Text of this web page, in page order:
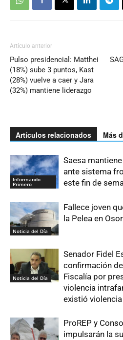
Artículo anterior
Pulso presidencial: Matthei
(18%) sube 3 puntos, Kast
(28%) vuelve a caer y Jara
(32%) mantiene liderazgo
Artículos relacionados Más
Informando
Primero
Saesa
ante sistema
este fin de
Noticia del Día
Fallece joven
la Pelea en
Noticia del Día
Senador Fidel
confirmación
Fiscalía por
violencia
existió
ProREP y
impulsarán la